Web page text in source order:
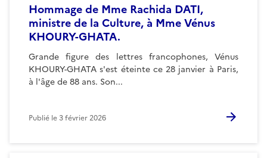
Hommage de Mme Rachida DATI,
ministre de la Culture, à Mme Vénus
KHOURY-GHATA.
Grande figure des lettres francophones, Vénus
KHOURY-GHATA s'est éteinte ce 28 janvier à Paris,
à l'âge de 88 ans. Son...
Publié le3 février 2026